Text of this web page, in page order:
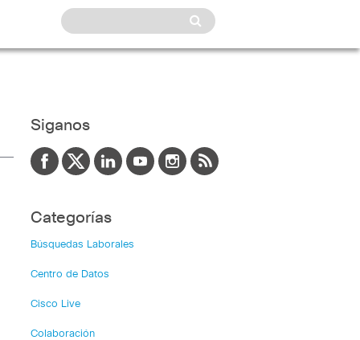
Siganos
Categorías
Búsquedas Laborales
Centro de Datos
Cisco Live
Colaboración